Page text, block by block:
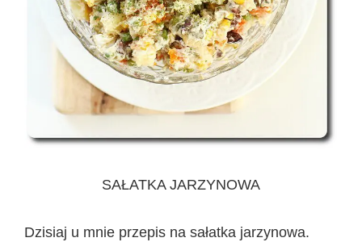
SAŁATKA JARZYNOWA
Dzisiaj u mnie przepis na sałatka jarzynowa.